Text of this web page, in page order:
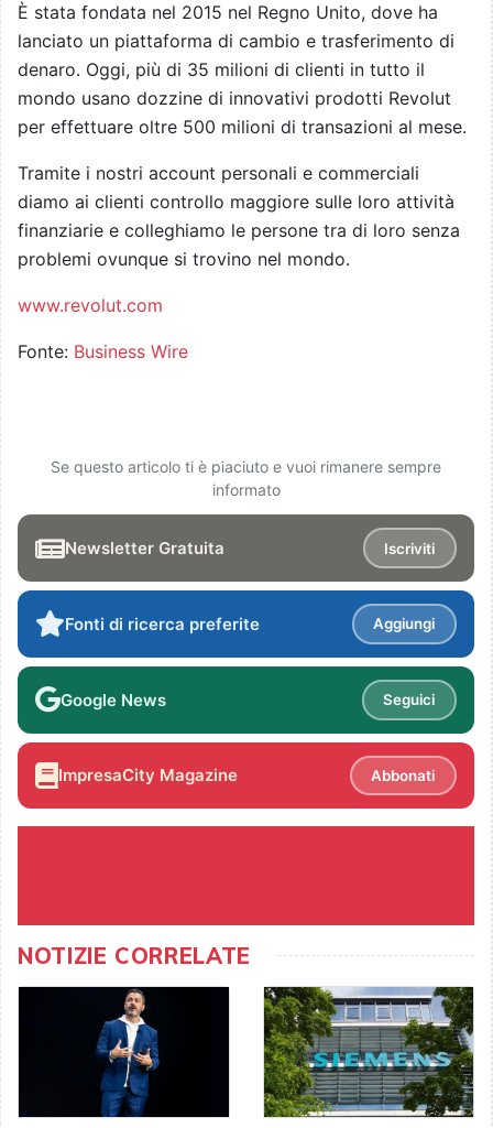
È stata fondata nel 2015 nel Regno Unito, dove ha
lanciato un piattaforma di cambio e trasferimento di
denaro. Oggi, più di 35 milioni di clienti in tutto il
mondo usano dozzine di innovativi prodotti Revolut
per effettuare oltre 500 milioni di transazioni al mese.
Tramite i nostri account personali e commerciali
diamo ai clienti controllo maggiore sulle loro attività
finanziarie e colleghiamo le persone tra di loro senza
problemi ovunque si trovino nel mondo.
www.revolut.com
Fonte: Business Wire
Se questo articolo ti è piaciuto e vuoi rimanere sempre
informato
Newsletter Gratuita Iscriviti
Fonti di ricerca preferite Aggiungi
Google News Seguici
ImpresaCity Magazine Abbonati
NOTIZIE CORRELATE